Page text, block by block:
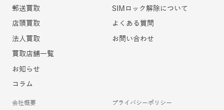
郵送買取
店頭買取
法人買取
買取店舗一覧
お知らせ
コラム
SIMロック解除について
よくある質問
お問い合わせ
会社概要 プライバシーポリシー